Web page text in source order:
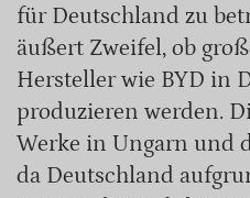
für Deutschland zu
äußert Zweifel, ob
Hersteller wie BYD in
produzieren werden.
Werke in Ungarn und
da Deutschland